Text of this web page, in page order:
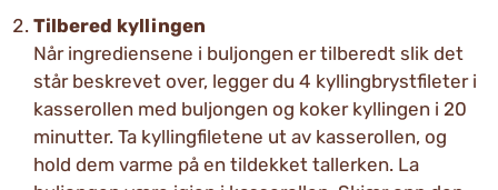
Tilbered kyllingen
Når ingrediensene i buljongen er tilberedt slik det
står beskrevet over, legger du 4 kyllingbrystfileter i
kasserollen med buljongen og koker kyllingen i 20
minutter. Ta kyllingfiletene ut av kasserollen, og
hold dem varme på en tildekket tallerken. La